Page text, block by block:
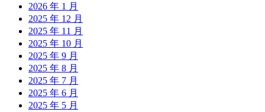
2026 年 1 月
2025 年 12 月
2025 年 11 月
2025 年 10 月
2025 年 9 月
2025 年 8 月
2025 年 7 月
2025 年 6 月
2025 年 5 月